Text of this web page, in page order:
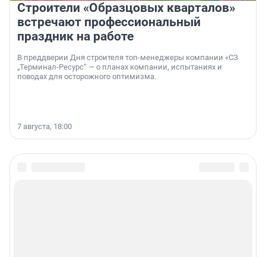
Строители «Образцовых кварталов»
встречают профессиональный
праздник на работе
В преддверии Дня строителя топ-менеджеры компании «СЗ
„Терминал-Ресурс“ — о планах компании, испытаниях и
поводах для осторожного оптимизма.
7 августа, 18:00